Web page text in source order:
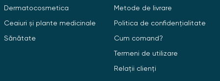
Dermatocosmetica
Ceaiuri și plante medicinale
Sănătate
Metode de livrare
Politica de confidențialitate
Cum comand?
Termeni de utilizare
Relații clienți